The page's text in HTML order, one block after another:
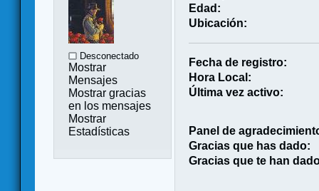
Desconectado
Mostrar
Mensajes
Mostrar gracias
en los mensajes
Mostrar
Estadísticas
Edad:
Ubicación:
Fecha de registro:
Hora Local:
Última vez activo:
Panel de
Gracias que has dado:
Gracias que te han